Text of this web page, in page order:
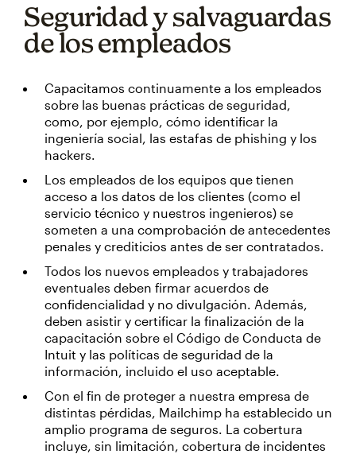
Seguridad y salvaguardas
de los empleados
Capacitamos continuamente a los empleados
sobre las buenas prácticas de seguridad,
como, por ejemplo, cómo identificar la
ingeniería social, las estafas de phishing y los
hackers.
Los empleados de los equipos que tienen
acceso a los datos de los clientes (como el
servicio técnico y nuestros ingenieros) se
someten a una comprobación de antecedentes
penales y crediticios antes de ser contratados.
Todos los nuevos empleados y trabajadores
eventuales deben firmar acuerdos de
confidencialidad y no divulgación. Además,
deben asistir y certificar la finalización de la
capacitación sobre el Código de Conducta de
Intuit y las políticas de seguridad de la
información, incluido el uso aceptable.
Con el fin de proteger a nuestra empresa de
distintas pérdidas, Mailchimp ha establecido un
amplio programa de seguros. La cobertura
incluye, sin limitación, cobertura de incidentes